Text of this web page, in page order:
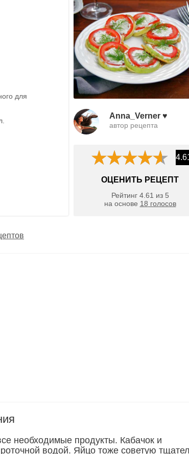
для
Anna_Verner ♥
автор рецепта
ОЦЕНИТЬ РЕЦЕПТ
Рейтинг 4.61 из 5
на основе 18 голосов
необходимые продукты. Кабачок и
водой. Яйцо тоже советую